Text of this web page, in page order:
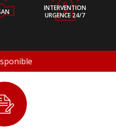
INTERVENTION
URGENCE 24/7